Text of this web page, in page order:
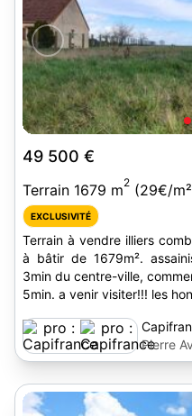
49 500 €
Terrain 1679 m2 (29€/
EXCLUSIVITÉ
Terrain à vendre illiers combray (28). illiers-combray, terrain
à bâtir de 1679m². assainissement non collectif. située à
3min du centre-ville, commerces,
5min. a
Pierre